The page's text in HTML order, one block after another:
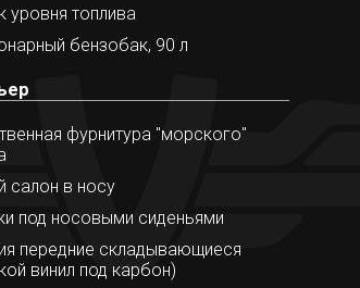
уровня топлива
бензобак, 90 л
фурнитура "морского"
салон в носу
под носовыми сиденьями
передние складывающиеся
винил под карбон)